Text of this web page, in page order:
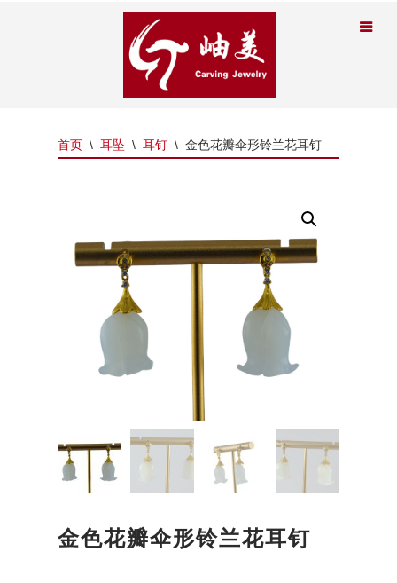
首页 \ 耳坠 \ 耳钉 \ 金色花瓣伞形铃兰花耳钉
金色花瓣伞形铃兰花耳钉